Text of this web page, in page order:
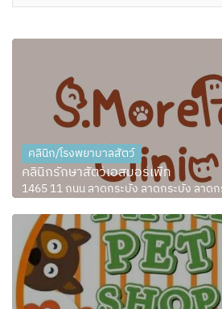
คลินิก/โรงพยาบาลสัตว์
คลินิกรักษาสัตว์เอสมอร์เพ็ท
1465 11 ถนน ลาดกระบัง ลาดกระบัง ลาด